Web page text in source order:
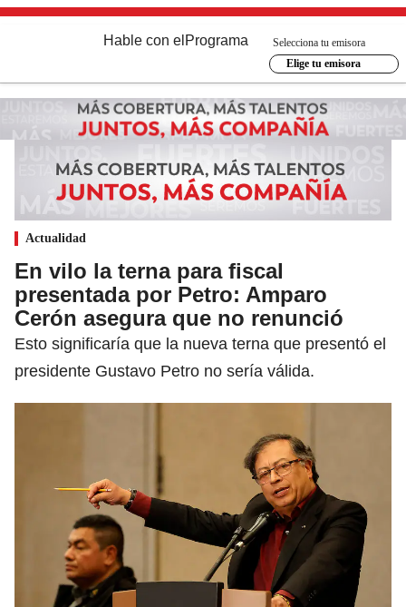
Hable con el Programa
Selecciona tu emisora
Elige tu emisora
Actualidad
En vilo la terna para fiscal
presentada por Petro: Amparo
Cerón asegura que no renunció
Esto significaría que la nueva terna que presentó el
presidente Gustavo Petro no sería válida.